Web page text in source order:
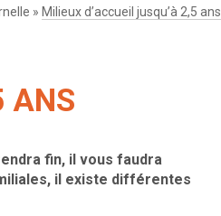
» Milieux d’accueil jusqu’à 2,5 ans
ANS
fin, il vous faudra
il existe différentes